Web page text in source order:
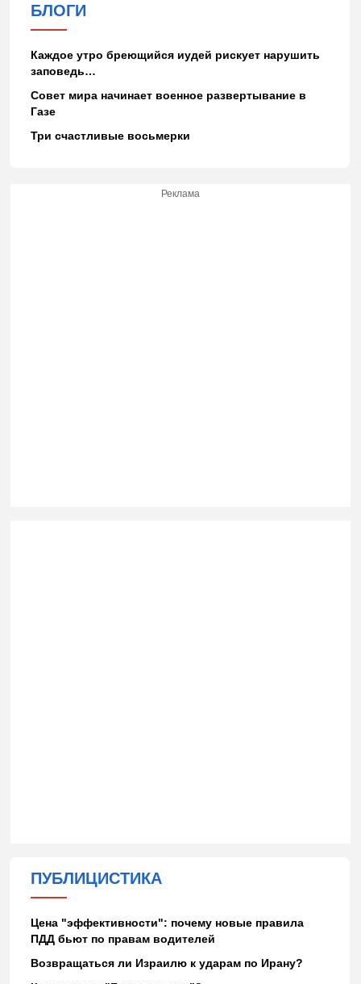
БЛОГИ
Каждое утро бреющийся иудей рискует нарушить
заповедь…
Совет мира начинает военное развертывание в
Газе
Три счастливые восьмерки
Реклама
ПУБЛИЦИСТИКА
Цена "эффективности": почему новые правила
ПДД бьют по правам водителей
Возвращаться ли Израилю к ударам по Ирану?